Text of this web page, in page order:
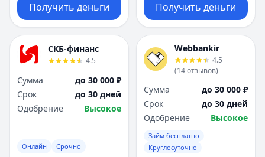
Получить деньги Получить деньги
СКБ-финанс
4.5
Сумма
до 30 000 ₽
Срок
до 30 дней
Одобрение
Высокое
Онлайн Срочно
Webbankir
4.5
(14отзывов)
Сумма
до 30 000 ₽
Срок
до 30 дней
Одобрение
Высокое
Займ бесплатно
Круглосуточно